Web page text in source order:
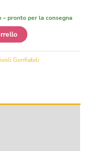
– pronto per la consegna
Gonfiabili